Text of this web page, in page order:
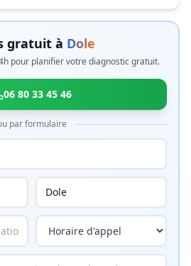
gratuit à Dole
pour planifier votre diagnostic gratuit.
06 80 33 45 46
par formulaire